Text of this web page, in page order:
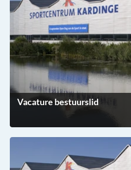
Vacature bestuurslid